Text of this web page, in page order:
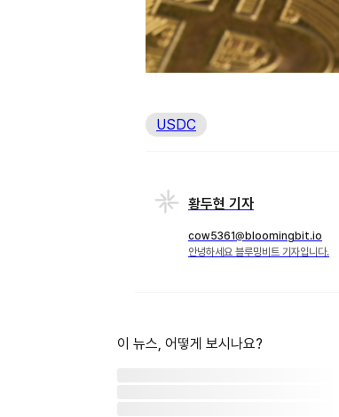
USDC
황두현 기자
cow5361@bloomingbit.io
안녕하세요 블루밍비트 기자입니다.
이 뉴스, 어떻게 보시나요?